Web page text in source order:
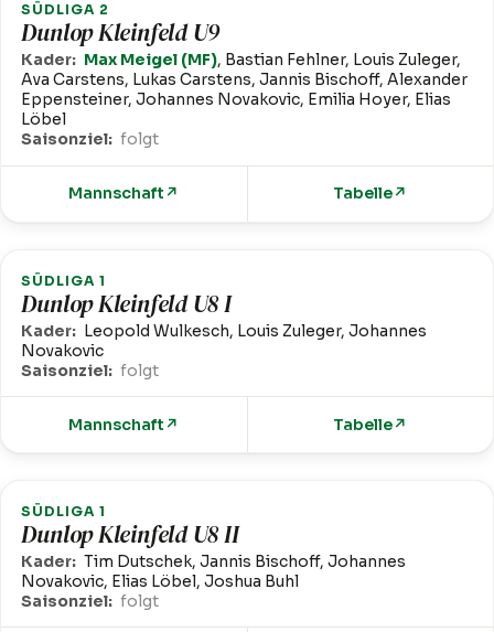
SÜDLIGA 2
Dunlop Kleinfeld U9
Kader: Max Meigel (MF), Bastian Fehlner, Louis Zuleger,
Ava Carstens, Lukas Carstens, Jannis Bischoff, Alexander
Eppensteiner, Johannes Novakovic, Emilia Hoyer, Elias
Löbel
Saisonziel: folgt
Mannschaft ↗ Tabelle↗
SÜDLIGA 1
Dunlop Kleinfeld U8 I
Kader: Leopold Wulkesch, Louis Zuleger, Johannes
Novakovic
Saisonziel: folgt
Mannschaft ↗ Tabelle↗
SÜDLIGA 1
Dunlop Kleinfeld U8 II
Kader: Tim Dutschek, Jannis Bischoff, Johannes
Novakovic, Elias Löbel, Joshua Buhl
Saisonziel: folgt